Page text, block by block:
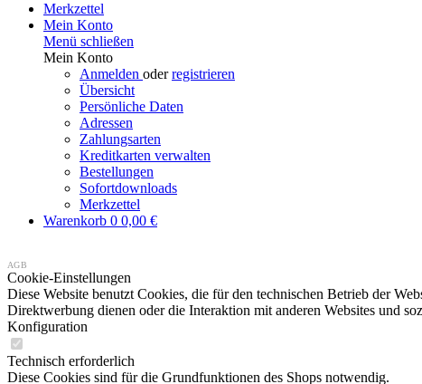
Merkzettel
Mein Konto
Menü schließen
Mein Konto
Anmelden oderregistrieren
Übersicht
Persönliche Daten
Adressen
Zahlungsarten
Kreditkarten verwalten
Bestellungen
Sofortdownloads
Merkzettel
Warenkorb 0 0,00 €
AGB
Cookie-Einstellungen
Diese Website benutzt Cookies, die für den technischen Betrieb der
Direktwerbung dienen oder die Interaktion mit anderen Websites und
Konfiguration
Technisch erforderlich
Diese Cookies sind für die Grundfunktionen des Shops notwendig.